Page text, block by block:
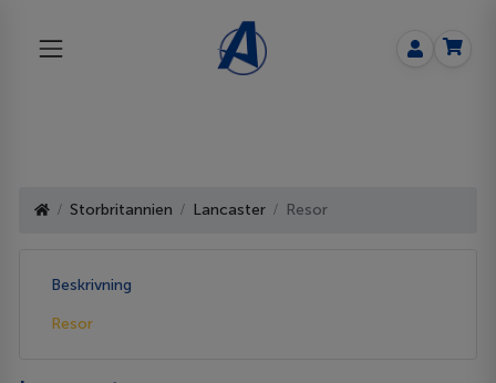
Storbritannien Lancaster Resor
Beskrivning
Resor